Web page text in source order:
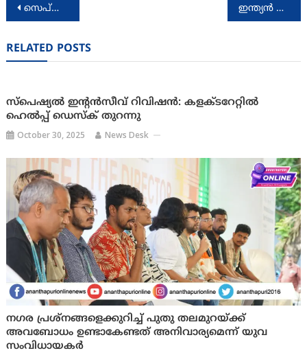
Post
സെപ്റ്റംബര്‍ 21 – ലോക അല്‍ഷിമേഴ്‌സ് ദിനം ഇന്ത്യൻ സോഷ്യൽ ക്ലബ്ബ് ഒമാൻ മലയാളം വിംഗിന്റെ ഈ വർഷത്തെ പുരസ്ക്കാരം സായിഗ്രാമം ഫൗണ്ടർ & എക്സിക്യൂട്ടീവ് ഡയറക്ടർ ശ്രീ. കെ. എൻ. ആനന്ദകുമാറിന്
RELATED POSTS
സ്പെഷ്യൽ ഇന്റൻസീവ് റിവിഷൻ: കളക്ടറേറ്റിൽ
ഹെൽപ്പ് ഡെസ്ക് തുറന്നു
October 30, 2025 News Desk
നഗര പ്രശ്നങ്ങളെക്കുറിച്ച് പുതു തലമുറയ്ക്ക്
അവബോധം ഉണ്ടാകേണ്ടത് അനിവാര്യമെന്ന് യുവ
സംവിധായകർ